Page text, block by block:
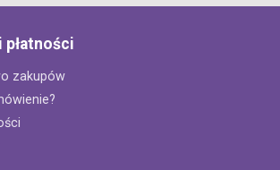
płatności
zakupów